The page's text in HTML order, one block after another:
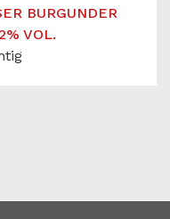
BURGUNDER T
VOL.